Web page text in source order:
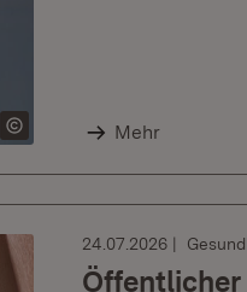
Mehr
24.07.2026